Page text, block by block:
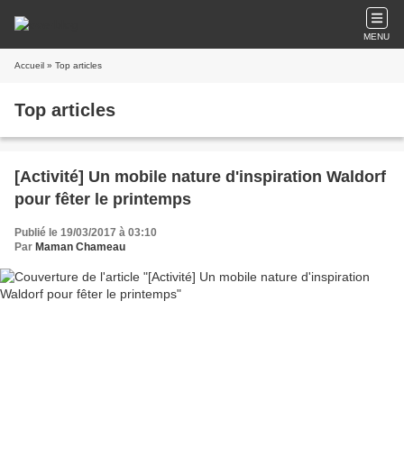
MENU
Accueil » Top articles
Top articles
[Activité] Un mobile nature d'inspiration Waldorf
pour fêter le printemps
Publié le 19/03/2017 à 03:10
Par Maman Chameau